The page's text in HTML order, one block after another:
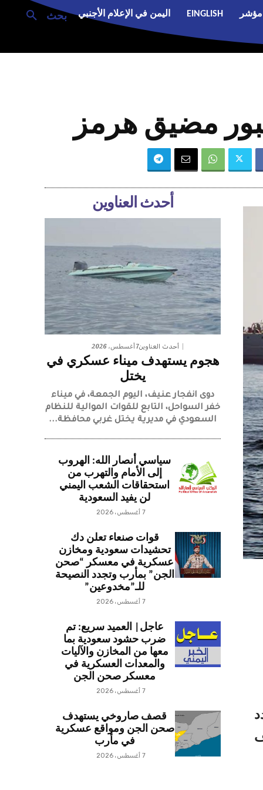
بحث مؤشر EINGLISH اليمن في الإعلام الأجنبي
مضيق هرمز
أحدث العناوين
أحدث العناوين7 أغسطس، 2026
هجوم يستهدف ميناء عسكري في
يختل
دوى انفجار عنيف، اليوم الجمعة، في ميناء
خفر السواحل، التابع للقوات الموالية للنظام
السعودي في مديرية يختل غربي محافظة...
سياسي أنصار الله: الهروب
إلى الأمام والتهرب من
استحقاقات الشعب اليمني
لن يفيد السعودية
7 أغسطس، 2026
قوات صنعاء تعلن دك
تحشيدات سعودية ومخازن
عسكرية في معسكر “صحن
الجن” بمأرب وتجدد النصيحة
للـ”مخدوعين”
7 أغسطس، 2026
عاجل| العميد سريع: تم
ضرب حشود سعودية بما
معها من المخازن والآليات
والمعدات العسكرية في
معسكر صحن الجن
7 أغسطس، 2026
قصف صاروخي يستهدف
صحن الجن ومواقع عسكرية
في مأرب
7 أغسطس، 2026